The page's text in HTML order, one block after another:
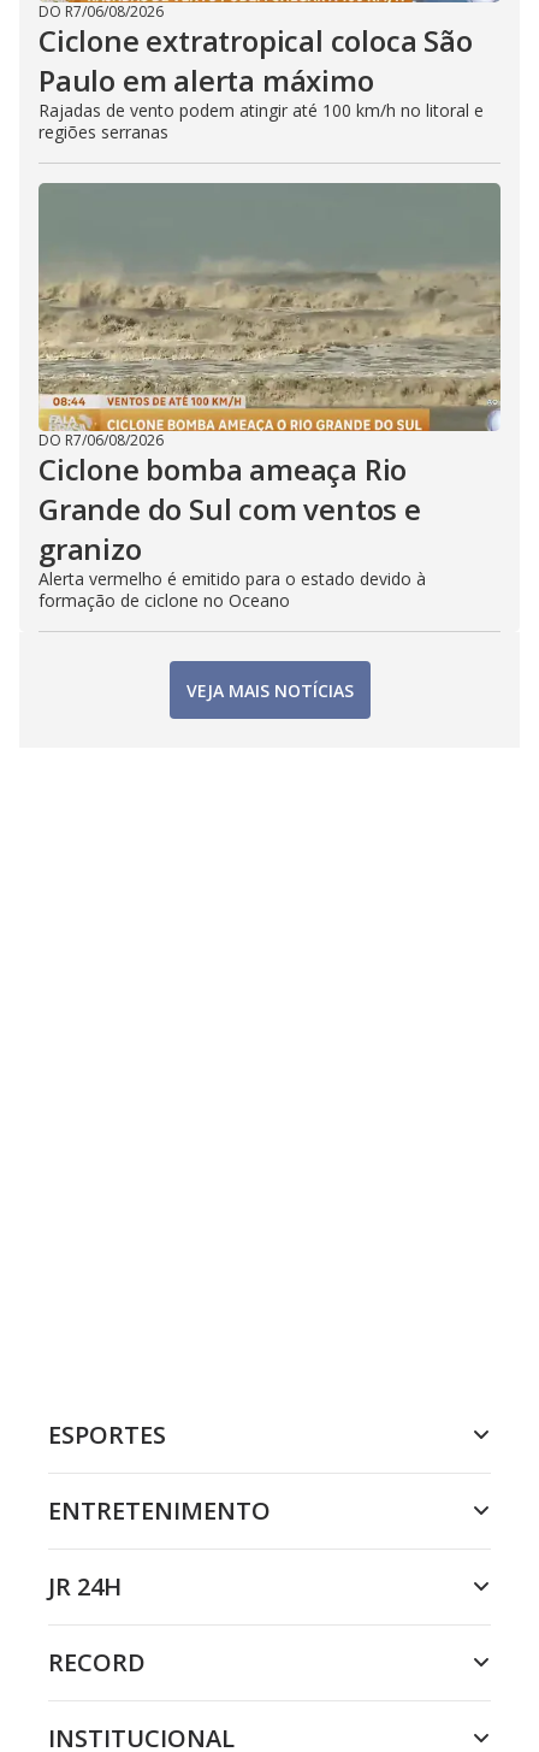
DO R7/06/08/2026
Ciclone extratropical coloca São
Paulo em alerta máximo
Rajadas de vento podem atingir até 100 km/h no litoral e
regiões serranas
DO R7/06/08/2026
Ciclone bomba ameaça Rio
Grande do Sul com ventos e
granizo
Alerta vermelho é emitido para o estado devido à
formação de ciclone no Oceano
VEJA MAIS NOTÍCIAS
ESPORTES
ENTRETENIMENTO
JR 24H
RECORD
INSTITUCIONAL